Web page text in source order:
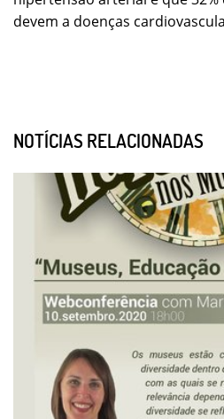
devem a doenças
NOTÍCIAS RELACIONADAS